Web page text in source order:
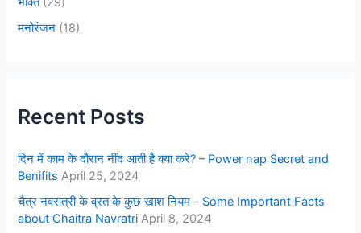
मनोरंजन (18)
Recent Posts
दिन में काम के दौरान नींद आती है क्या करे? – Power nap Secret and
Benifits April 25, 2024
चैत्र नवरात्री के व्रत के कुछ खाश नियम – Some Important Facts
about Chaitra Navratri April 8, 2024